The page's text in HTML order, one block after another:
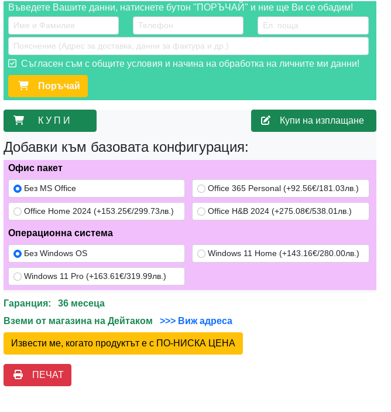
Въведете Вашите данни, натиснете бутон "ПОРЪЧАЙ" и ние ще Ви се обадим!
Съгласен съм с общите условия и начина на обработка на личните ми данни!
Поръчай
К У П И Купи на изплащане
Добавки към базовата конфигурация:
Офис пакет
Без MS Office Office 365 Personal (+92.56€/181.03лв.)
Office Home 2024 (+153.25€/299.73лв.) Office H&B 2024 (+275.08€/538.01лв.)
Операционна система
Без Windows OS Windows 11 Home (+143.16€/280.00лв.)
Windows 11 Pro (+163.61€/319.99лв.)
Гаранция: 36 месеца
Вземи от магазина на Дейтаком
>>> Виж адреса
Извести ме, когато продуктът е с ПО-НИСКА ЦЕНА
ПЕЧАТ